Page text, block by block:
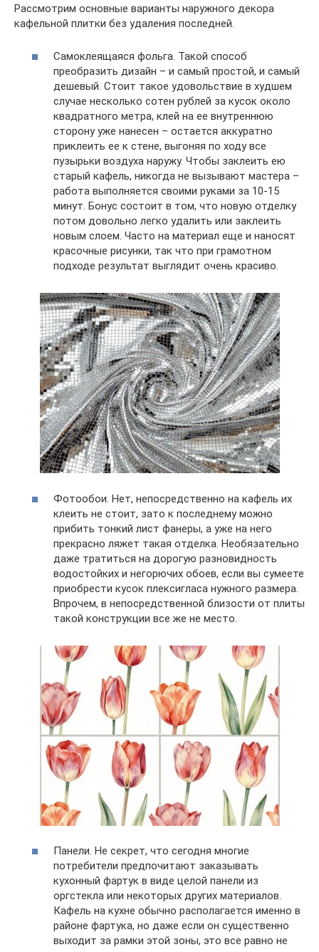
Рассмотрим основные варианты наружного декора
кафельной плитки без удаления последней.
Самоклеящаяся фольга. Такой способ
преобразить дизайн – и самый простой, и самый
дешевый. Стоит такое удовольствие в худшем
случае несколько сотен рублей за кусок около
квадратного метра, клей на ее внутреннюю
сторону уже нанесен – остается аккуратно
приклеить ее к стене, выгоняя по ходу все
пузырьки воздуха наружу. Чтобы заклеить ею
старый кафель, никогда не вызывают мастера –
работа выполняется своими руками за 10-15
минут. Бонус состоит в том, что новую отделку
потом довольно легко удалить или заклеить
новым слоем. Часто на материал еще и наносят
красочные рисунки, так что при грамотном
подходе результат выглядит очень красиво.
Фотообои. Нет, непосредственно на кафель их
клеить не стоит, зато к последнему можно
прибить тонкий лист фанеры, а уже на него
прекрасно ляжет такая отделка. Необязательно
даже тратиться на дорогую разновидность
водостойких и негорючих обоев, если вы сумеете
приобрести кусок плексигласа нужного размера.
Впрочем, в непосредственной близости от плиты
такой конструкции все же не место.
Панели. Не секрет, что сегодня многие
потребители предпочитают заказывать
кухонный фартук в виде целой панели из
оргстекла или некоторых других материалов.
Кафель на кухне обычно располагается именно в
районе фартука, но даже если он существенно
выходит за рамки этой зоны, это все равно не